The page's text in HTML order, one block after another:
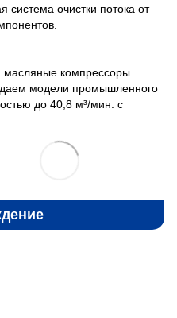
система очистки потока от
компрессоры
модели промышленного
до 40,8 м³/мин. с